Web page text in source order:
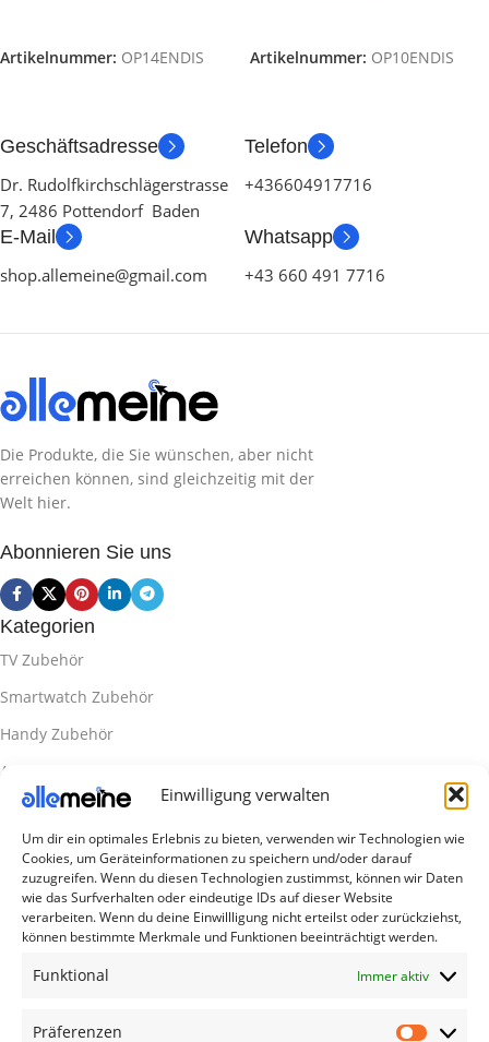
Einwilligung verwalten
Um dir ein optimales Erlebnis zu bieten, verwenden wir Technologien wie
Cookies, um Geräteinformationen zu speichern und/oder darauf
zuzugreifen. Wenn du diesen Technologien zustimmst, können wir Daten
wie das Surfverhalten oder eindeutige IDs auf dieser Website
verarbeiten. Wenn du deine Einwillligung nicht erteilst oder zurückziehst,
können bestimmte Merkmale und Funktionen beeinträchtigt werden.
Funktional Immer aktiv
Präferenzen
Artikelnummer: OP14ENDIS
Artikelnummer: OP10ENDIS
Geschäftsadresse
Dr. Rudolfkirchschlägerstrasse
7, 2486 Pottendorf Baden
Telefon
+436604917716
E-Mail
shop.allemeine@gmail.com
Whatsapp
+43 660 491 7716
Die Produkte, die Sie wünschen, aber nicht
erreichen können, sind gleichzeitig mit der
Welt hier.
Abonnieren Sie uns
Kategorien
TV Zubehör
Smartwatch Zubehör
Handy Zubehör
Airpod Zubehör
Gamingsachen
Useful Links
Aktionen
Blog
Lieferung & Rückgabe
Outlet